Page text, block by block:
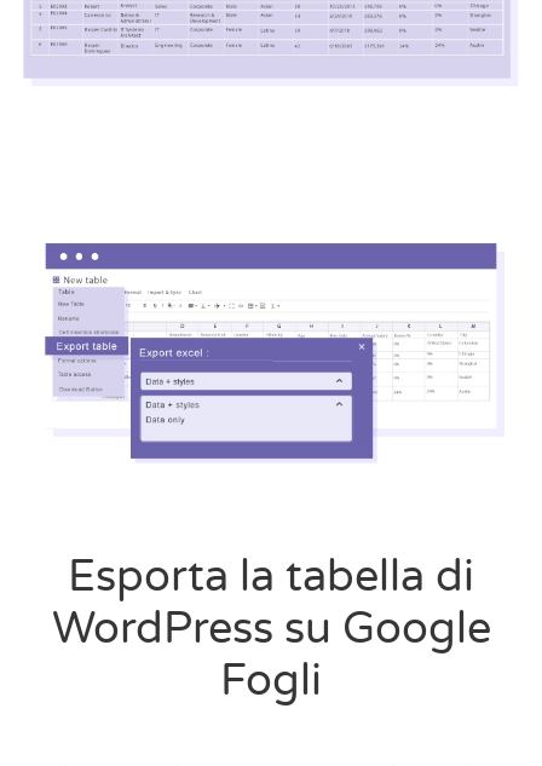
Esporta la tabella di
WordPress su Google
Fogli